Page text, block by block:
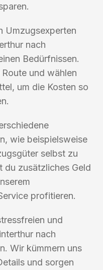
Umzugsexperten
nach
Bedürfnissen.
und wählen
um die Kosten so
wie beispielsweise
selbst zu
du zusätzliches Geld
profitieren.
und
nach
Wir kümmern uns
und sorgen